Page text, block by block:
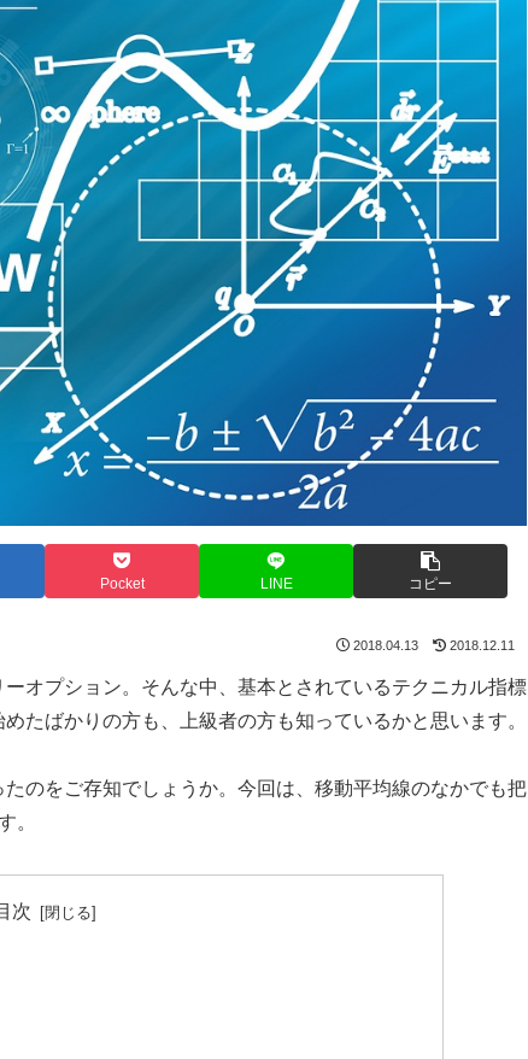
Pocket LINE コピー
2018.04.13 2018.12.11
オプション。そんな中、基本とされているテクニカル指標
たばかりの方も、上級者の方も知っているかと思います。
たのをご存知でしょうか。今回は、移動平均線のなかでも把
。
次